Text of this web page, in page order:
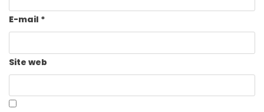
E-mail *
Site web